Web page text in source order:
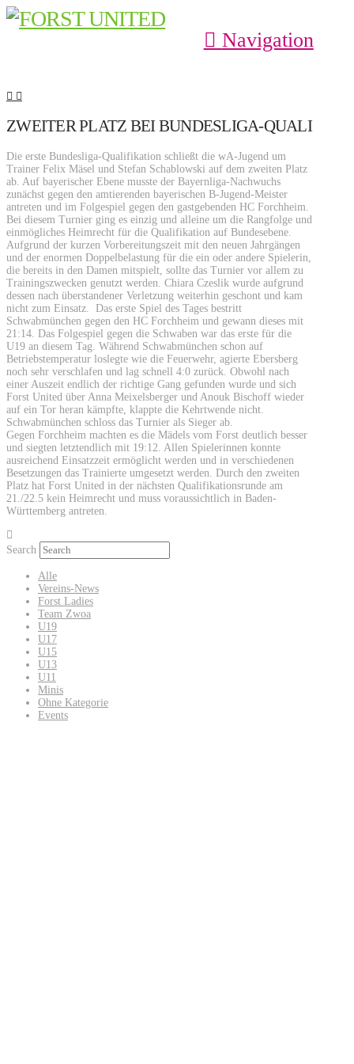
Navigation
ZWEITER PLATZ BEI BUNDESLIGA-QUALI
Die erste Bundesliga-Qualifikation schließt die wA-Jugend um
Trainer Felix Mäsel und Stefan Schablowski auf dem zweiten Platz
ab. Auf bayerischer Ebene musste der Bayernliga-Nachwuchs
zunächst gegen den amtierenden bayerischen B-Jugend-Meister
antreten und im Folgespiel gegen den gastgebenden HC Forchheim.
Bei diesem Turnier ging es einzig und alleine um die Rangfolge und
einmögliches Heimrecht für die Qualifikation auf Bundesebene.
Aufgrund der kurzen Vorbereitungszeit mit den neuen Jahrgängen
und der enormen Doppelbelastung für die ein oder andere Spielerin,
die bereits in den Damen mitspielt, sollte das Turnier vor allem zu
Trainingszwecken genutzt werden. Chiara Czeslik wurde aufgrund
dessen nach überstandener Verletzung weiterhin geschont und kam
nicht zum Einsatz. Das erste Spiel des Tages bestritt
Schwabmünchen gegen den HC Forchheim und gewann dieses mit
21:14. Das Folgespiel gegen die Schwaben war das erste für die
U19 an diesem Tag. Während Schwabmünchen schon auf
Betriebstemperatur loslegte wie die Feuerwehr, agierte Ebersberg
noch sehr verschlafen und lag schnell 4:0 zurück. Obwohl nach
einer Auszeit endlich der richtige Gang gefunden wurde und sich
Forst United über Anna Meixelsberger und Anouk Bischoff wieder
auf ein Tor heran kämpfte, klappte die Kehrtwende nicht.
Schwabmünchen schloss das Turnier als Sieger ab.
Gegen Forchheim machten es die Mädels vom Forst deutlich besser
und siegten letztendlich mit 19:12. Allen Spielerinnen konnte
ausreichend Einsatzzeit ermöglicht werden und in verschiedenen
Besetzungen das Trainierte umgesetzt werden. Durch den zweiten
Platz hat Forst United in der nächsten Qualifikationsrunde am
21./22.5 kein Heimrecht und muss voraussichtlich in Baden-
Württemberg antreten.
Search
Alle
Vereins-News
Forst Ladies
Team Zwoa
U19
U17
U15
U13
U11
Minis
Ohne Kategorie
Events